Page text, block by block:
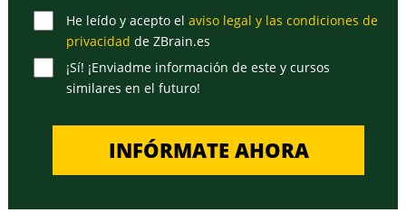
He leído y acepto el aviso legal y las condiciones de
privacidad de ZBrain.es
¡Sí! ¡Enviadme información de este y cursos
similares en el futuro!